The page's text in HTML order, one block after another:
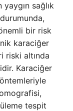
sağlık
bir risk
karaciğer
riski altında
Karaciğer
tespit